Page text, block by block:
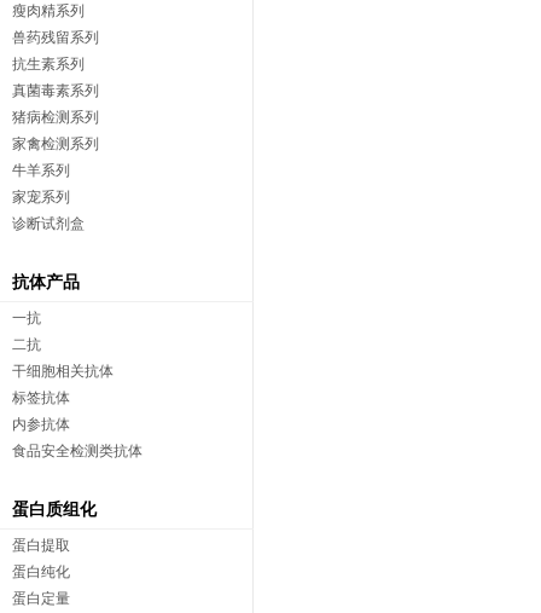
瘦肉精系列
兽药残留系列
抗生素系列
真菌毒素系列
猪病检测系列
家禽检测系列
牛羊系列
家宠系列
诊断试剂盒
抗体产品
一抗
二抗
干细胞相关抗体
标签抗体
内参抗体
食品安全检测类抗体
蛋白质组化
蛋白提取
蛋白纯化
蛋白定量